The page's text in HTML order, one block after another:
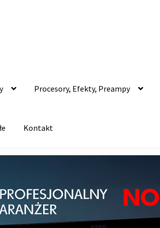
Procesory, Efekty, Preampy
Kontakt